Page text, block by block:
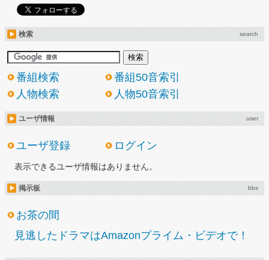
検索 search
番組検索
番組50音索引
人物検索
人物50音索引
ユーザ情報 user
ユーザ登録 ログイン
表示できるユーザ情報はありません。
掲示板 bbs
お茶の間
見逃したドラマはAmazonプライム・ビデオで！